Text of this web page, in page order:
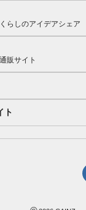
らしのアイデアシェア
販サイト
ト